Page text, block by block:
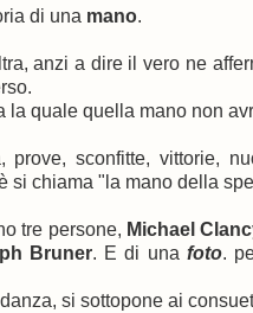
di una mano.
anzi a dire il vero ne
la quale quella mano non
prove, sconfitte, vittorie,
si chiama "la mano della
tre persone, Michael
Bruner. E di una foto.
si sottopone ai